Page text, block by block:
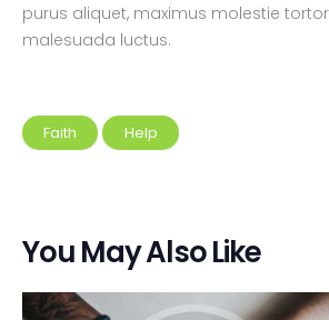
purus aliquet, maximus molestie
malesuada luctus.
Faith Help
You May Also Like